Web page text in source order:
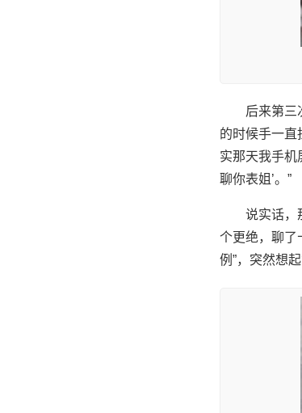
后来第三
的时候手一直
实那天我手机
聊你表姐’。”
说实话，
个更绝，聊了
例”，突然想